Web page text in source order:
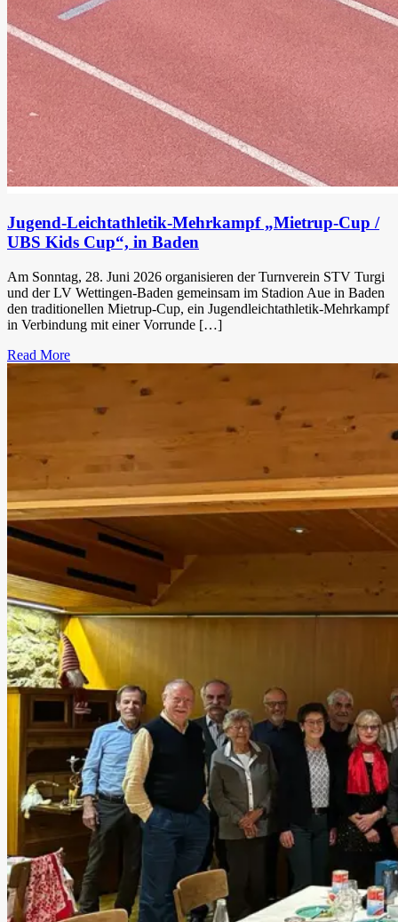
Jugend-Leichtathletik-Mehrkampf „Mietrup-Cup /
UBS Kids Cup“, in Baden
Am Sonntag, 28. Juni 2026 organisieren der Turnverein STV Turgi
und der LV Wettingen-Baden gemeinsam im Stadion Aue in Baden
den traditionellen Mietrup-Cup, ein Jugendleichtathletik-Mehrkampf
in Verbindung mit einer Vorrunde […]
Read More